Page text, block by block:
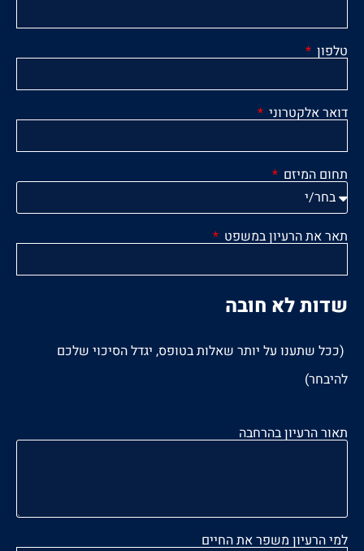
טלפון
דואר אלקטרוני
תחום המיזם
תאר את הרעיון במשפט
שדות לא חובה
(ככל שתענו על יותר שאלות בטופס, יגדל הסיכוי שלכם
להיבחר)
תאור הרעיון בהרחבה
למי הרעיון משפר את החיים